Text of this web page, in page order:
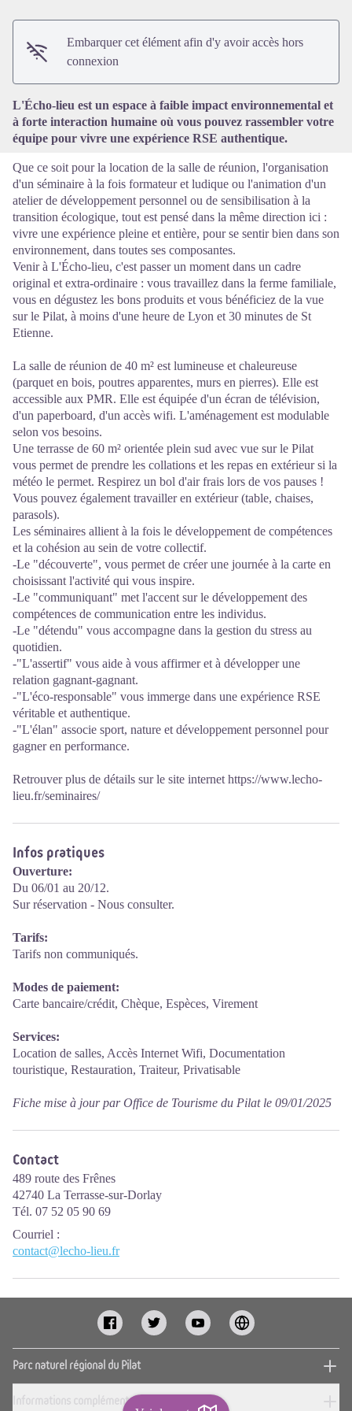
Voir l'image en plein écran
Embarquer cet élément afin d'y avoir accès hors
connexion
L'Écho-lieu est un espace à faible impact environnemental et
à forte interaction humaine où vous pouvez rassembler votre
équipe pour vivre une expérience RSE authentique.
Que ce soit pour la location de la salle de réunion, l'organisation
d'un séminaire à la fois formateur et ludique ou l'animation d'un
atelier de développement personnel ou de sensibilisation à la
transition écologique, tout est pensé dans la même direction ici :
vivre une expérience pleine et entière, pour se sentir bien dans son
environnement, dans toutes ses composantes.
Venir à L'Écho-lieu, c'est passer un moment dans un cadre
original et extra-ordinaire : vous travaillez dans la ferme familiale,
vous en dégustez les bons produits et vous bénéficiez de la vue
sur le Pilat, à moins d'une heure de Lyon et 30 minutes de St
Etienne.
La salle de réunion de 40 m² est lumineuse et chaleureuse
(parquet en bois, poutres apparentes, murs en pierres). Elle est
accessible aux PMR. Elle est équipée d'un écran de télévision,
d'un paperboard, d'un accès wifi. L'aménagement est modulable
selon vos besoins.
Une terrasse de 60 m² orientée plein sud avec vue sur le Pilat
vous permet de prendre les collations et les repas en extérieur si la
météo le permet. Respirez un bol d'air frais lors de vos pauses !
Vous pouvez également travailler en extérieur (table, chaises,
parasols).
Les séminaires allient à la fois le développement de compétences
et la cohésion au sein de votre collectif.
-Le "découverte", vous permet de créer une journée à la carte en
choisissant l'activité qui vous inspire.
-Le "communiquant" met l'accent sur le développement des
compétences de communication entre les individus.
-Le "détendu" vous accompagne dans la gestion du stress au
quotidien.
-"L'assertif" vous aide à vous affirmer et à développer une
relation gagnant-gagnant.
-"L'éco-responsable" vous immerge dans une expérience RSE
véritable et authentique.
-"L'élan" associe sport, nature et développement personnel pour
gagner en performance.
Retrouver plus de détails sur le site internet https://www.lecho-
lieu.fr/seminaires/
Infos pratiques
Ouverture:
Du 06/01 au 20/12.
Sur réservation - Nous consulter.
Tarifs:
Tarifs non communiqués.
Modes de paiement:
Carte bancaire/crédit, Chèque, Espèces, Virement
Services:
Location de salles, Accès Internet Wifi, Documentation
touristique, Restauration, Traiteur, Privatisable
Fiche mise à jour par Office de Tourisme du Pilat le 09/01/2025
Contact
489 route des Frênes
42740 La Terrasse-sur-Dorlay
Tél. 07 52 05 90 69
Courriel :
contact@lecho-lieu.fr
Parc naturel régional du Pilat
Informations complémentaires